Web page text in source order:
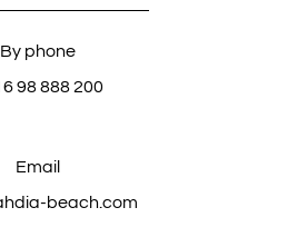
By phone
98 888 200
Email
beach.com